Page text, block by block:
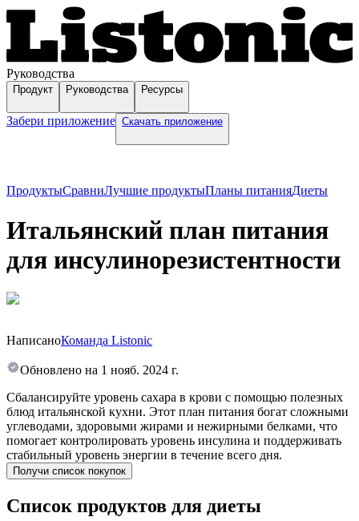
Руководства
Продукт Руководства Ресурсы
Забери приложение Скачать приложение
ПродуктыСравниЛучшие продуктыПланы питанияДиеты
Итальянский план питания
для инсулинорезистентности
НаписаноКоманда Listonic
Обновлено на 1 нояб. 2024 г.
Сбалансируйте уровень сахара в крови с помощью полезных
блюд итальянской кухни. Этот план питания богат сложными
углеводами, здоровыми жирами и нежирными белками, что
помогает контролировать уровень инсулина и поддерживать
стабильный уровень энергии в течение всего дня.
Получи список покупок
Список продуктов для диеты